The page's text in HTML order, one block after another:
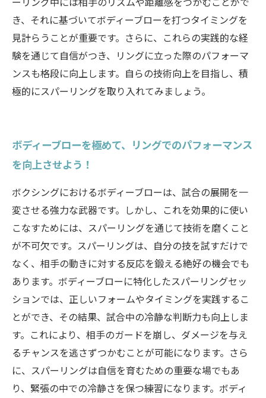
き、それに基づいてボディーブローを打つタイミングを
見計らうことが重要です。さらに、これらの実践的な経
験を通じて自信がつき、リングに立った際のパフォーマ
ンスも格段に向上します。自らの技術向上を目指し、積
極的にスパーリングを取り入れてみましょう。
ボディーブローを極めて、リングでのパフォーマンス
を向上させよう！
ボクシングにおけるボディーブローは、試合の展開を一
変させる強力な武器です。しかし、これを効果的に使い
こなすためには、スパーリングを通じて技術を磨くこと
が不可欠です。スパーリングは、自分の技を試すだけで
なく、相手の動きに対する反応を鍛える絶好の機会でも
あります。ボディーブローに特化したスパーリングセッ
ションでは、正しいフォームやタイミングを実践するこ
とができ、その結果、試合中の冷静な判断力も向上しま
す。これにより、相手のガードを崩し、ダメージを与え
るチャンスを逃さずつかむことが可能になります。さら
に、スパーリングは自信を育むための重要な場でもあ
り、緊張の中での冷静さを保つ練習になります。ボディ